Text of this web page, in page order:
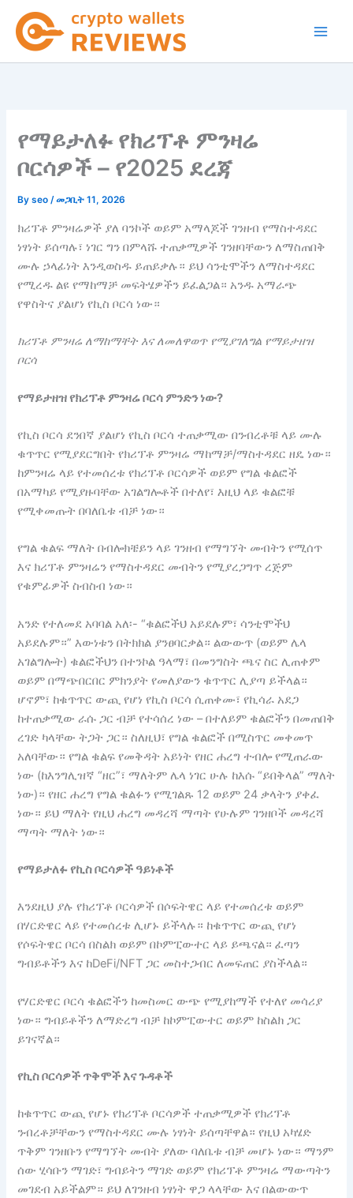
content
የማይታለፉ የክሪፕቶ ምንዛሬ
ቦርሳዎች – የ2025 ደረጃ
Byseo/መጋቢት 11, 2026
ክሪፕቶ ምንዛሬዎች ያለ ባንኮች ወይም አማላጆች ገንዘብ የማስተዳደር
ነፃነት ይሰጣሉ፣ ነገር ግን በምላሹ ተጠቃሚዎች ገንዘባቸውን ለማስጠበቅ
ሙሉ ​​ኃላፊነት እንዲወስዱ ይጠይቃሉ። ይህ ሳንቲሞችን ለማስተዳደር
የሚረዱ ልዩ የማከማቻ መፍትሄዎችን ይፈልጋል። አንዱ አማራጭ
የዋስትና ያልሆነ የኪስ ቦርሳ ነው።
ክሪፕቶ ምንዛሬ ለማከማቸት እና ለመለዋወጥ የሚያገለግል የማይታዘዝ
ቦርሳ
የማይታዘዝ የክሪፕቶ ምንዛሬ ቦርሳ ምንድን ነው?
የኪስ ቦርሳ ደንበኛ ያልሆነ የኪስ ቦርሳ ተጠቃሚው በንብረቶቹ ላይ ሙሉ
ቁጥጥር የሚያደርግበት የክሪፕቶ ምንዛሬ ማከማቻ/ማስተዳደር ዘዴ ነው።
ከምንዛሬ ላይ የተመሰረቱ የክሪፕቶ ቦርሳዎች ወይም የግል ቁልፎች
በአማካይ የሚያዙባቸው አገልግሎቶች በተለየ፣ እዚህ ላይ ቁልፎቹ
የሚቀመጡት በባለቤቱ ብቻ ነው።
የግል ቁልፍ ማለት በብሎክቼይን ላይ ገንዘብ የማግኘት መብትን የሚሰጥ
እና ክሪፕቶ ምንዛሬን የማስተዳደር መብትን የሚያረጋግጥ ረጅም
የቁምፊዎች ስብስብ ነው።
አንድ የተለመደ አባባል አለ፡- “ቁልፎችህ አይደሉም፣ ሳንቲሞችህ
አይደሉም።” እውነቱን በትክክል ያንፀባርቃል። ልውውጥ (ወይም ሌላ
አገልግሎት) ቁልፎችህን በተንኮል ዓላማ፣ በመንግስት ጫና ስር ሊጠቀም
ወይም በማጭበርበር ምክንያት የመለያውን ቁጥጥር ሊያጣ ይችላል።
ሆኖም፣ ከቁጥጥር ውጪ የሆነ የኪስ ቦርሳ ሲጠቀሙ፣ የኪሳራ አደጋ
ከተጠቃሚው ራሱ ጋር ብቻ የተሳሰረ ነው – በተለይም ቁልፎችን በመጠበቅ
ረገድ ካላቸው ትጋት ጋር። ስለዚህ፣ የግል ቁልፎች በሚስጥር መቀመጥ
አለባቸው። የግል ቁልፍ የመቅዳት አይነት የዘር ሐረግ ተብሎ የሚጠራው
ነው (ከእንግሊዝኛ “ዘር”፣ ማለትም ሌላ ነገር ሁሉ ከእሱ “ይበቅላል” ማለት
ነው)። የዘር ሐረግ የግል ቁልፉን የሚገልጹ 12 ወይም 24 ቃላትን ያቀፈ
ነው። ይህ ማለት የዚህ ሐረግ መዳረሻ ማጣት የሁሉም ገንዘቦች መዳረሻ
ማጣት ማለት ነው።
የማይታለፉ የኪስ ቦርሳዎች ዓይነቶች
እንደዚህ ያሉ የክሪፕቶ ቦርሳዎች በሶፍትዌር ላይ የተመሰረቱ ወይም
በሃርድዌር ላይ የተመሰረቱ ሊሆኑ ይችላሉ። ከቁጥጥር ውጪ የሆነ
የሶፍትዌር ቦርሳ በስልክ ወይም በኮምፒውተር ላይ ይጫናል። ፈጣን
ግብይቶችን እና ከDeFi/NFT ጋር መስተጋብር ለመፍጠር ያስችላል።
የሃርድዌር ቦርሳ ቁልፎችን ከመስመር ውጭ የሚያከማች የተለየ መሳሪያ
ነው። ግብይቶችን ለማድረግ ብቻ ከኮምፒውተር ወይም ከስልክ ጋር
ይገናኛል።
የኪስ ቦርሳዎች ጥቅሞች እና ጉዳቶች
ከቁጥጥር ውጪ የሆኑ የክሪፕቶ ቦርሳዎች ተጠቃሚዎች የክሪፕቶ
ንብረቶቻቸውን የማስተዳደር ሙሉ ነፃነት ይሰጣቸዋል። የዚህ አካሄድ
ጥቅም ገንዘቡን የማግኘት መብት ያለው ባለቤቱ ብቻ መሆኑ ነው። ማንም
ሰው ሂሳቡን ማገድ፣ ግብይትን ማገድ ወይም የክሪፕቶ ምንዛሬ ማውጣትን
መገደብ አይችልም። ይህ ለገንዘብ ነፃነት ዋጋ ላላቸው እና በልውውጥ